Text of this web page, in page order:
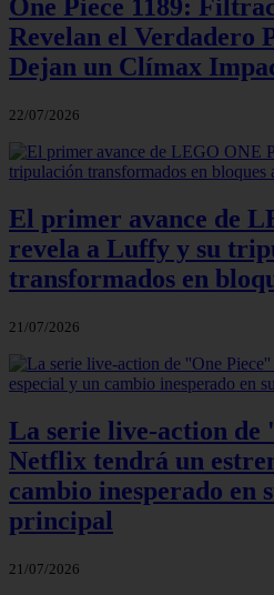
One Piece 1189:
Revelan el Verdadero
Dejan un Clímax
22/07/2026
El primer avance de
revela a Luffy y su
transformados en
21/07/2026
La serie live-action de
Netflix tendrá un
cambio inesperado en
principal
21/07/2026